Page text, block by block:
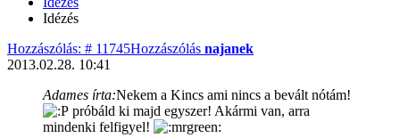
Idézés
Hozzászólás: # 11745Hozzászólás najanek
2013.02.28. 10:41
Adames írta:Nekem a Kincs ami nincs a bevált nótám!
próbáld ki majd egyszer! Akármi van, arra
mindenki felfigyel!